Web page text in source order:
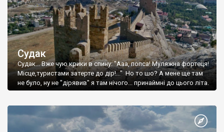
Судак
Судак... Вже чую крики в спину: "Ааа, попса! Муляжна фортеця!
Місце,туристами затерте до дір!..." Но то шо? А мене ще там
не було, ну не "дірявив" я там нічого... принаймні до цього літа.